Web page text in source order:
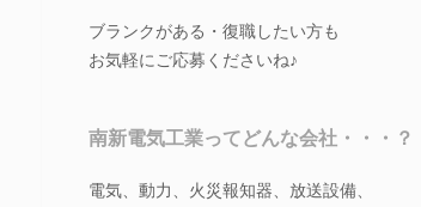
ブランクがある・復職したい方も
お気軽にご応募くださいね♪
南新電気工業ってどんな会社・・・？
電気、動力、火災報知器、放送設備、